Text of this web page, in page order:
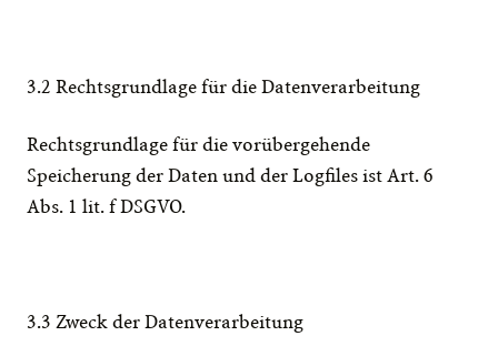
3.2 Rechtsgrundlage für die Datenverarbeitung
Rechtsgrundlage für die vorübergehende
Speicherung der Daten und der Logfiles ist Art. 6
Abs. 1 lit. f DSGVO.
3.3 Zweck der Datenverarbeitung